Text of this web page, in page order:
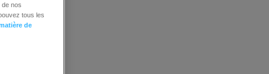
nos
tous les
de